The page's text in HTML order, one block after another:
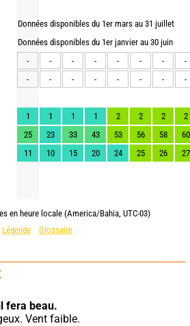
Données disponibles du 1er mars au 31 juillet
Données disponibles du 1er janvier au 30 juin
-
- - - - - -
-
-
- - - - - - -
1 1 1 1 2 2 2
2
25
23 33 43 53 56 58
60
11
10 15 20 24 25 26 27
en heure locale (America/Bahia, UTC-03)
Légende
Glossaire
fera beau.
Vent faible.